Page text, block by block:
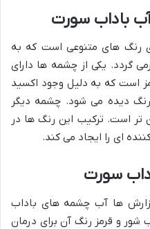
باداب سورت
رنگ های متنوعی است که به
گردد. یکی از چشمه ها دارای
است که به دلیل وجود اکسید
دیده می شود. چشمه دیگر
تر است. ترکیب این رنگ ها در
ای را ایجاد می کند.
سورت
ها آب چشمه های باداب
و قرمز رنگ آن برای درمان